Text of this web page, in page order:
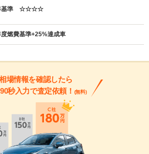
基準 ☆☆☆☆
度燃費基準+25%達成車
場情報を確認したら
秒入力で査定依頼！ (無料)